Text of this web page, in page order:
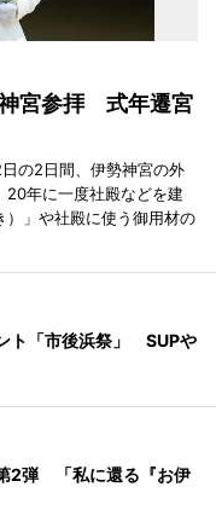
宮参拝 式年遷宮
の2日間、伊勢神宮の外
20年に一度社殿などを建
」や社殿に使う御用材の
ト「市後浜祭」 SUPや
2弾 「私に還る『お伊